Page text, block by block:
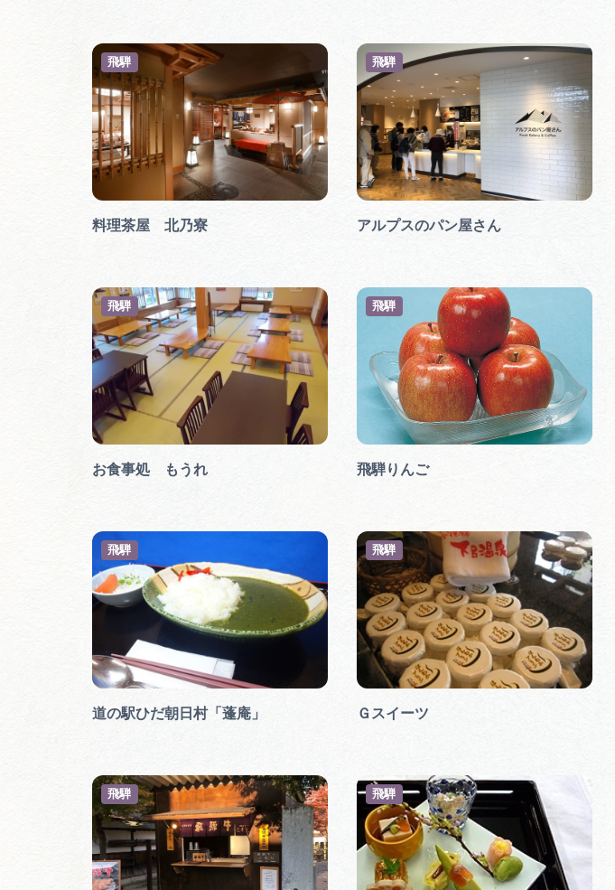
料理茶屋 北乃寮
飛騨
アルプスのパン屋さん
飛騨
お食事処 もうれ
飛騨
飛騨りんご
飛騨
道の駅ひだ朝日村「蓬庵」
飛騨
Ｇスイーツ
飛騨
飛騨 飛騨